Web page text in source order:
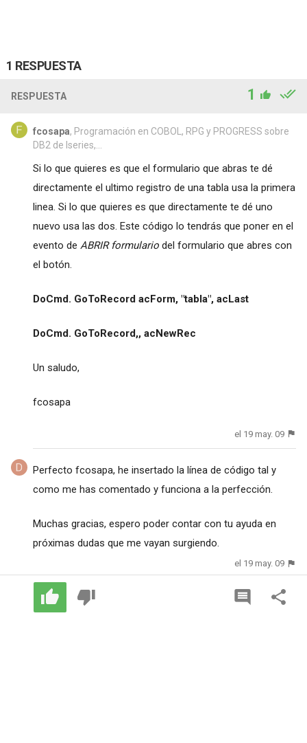
1 RESPUESTA
RESPUESTA 1
fcosapa, Programación en COBOL, RPG y PROGRESS sobre
DB2 de Iseries,...
Si lo que quieres es que el formulario que abras te dé
directamente el ultimo registro de una tabla usa la primera
linea. Si lo que quieres es que directamente te dé uno
nuevo usa las dos. Este código lo tendrás que poner en el
evento de ABRIR formulariodel formulario que abres con
el botón.
DoCmd. GoToRecord acForm, "tabla", acLast
DoCmd. GoToRecord,, acNewRec
Un saludo,
fcosapa
el 19 may. 09
Perfecto fcosapa, he insertado la línea de código tal y
como me has comentado y funciona a la perfección.
Muchas gracias, espero poder contar con tu ayuda en
próximas dudas que me vayan surgiendo.
el 19 may. 09